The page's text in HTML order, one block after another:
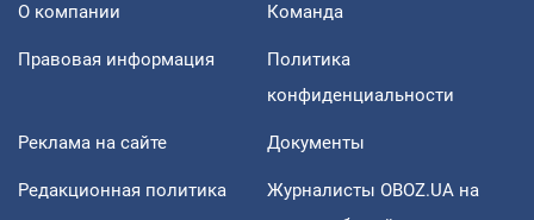
О компании Команда
Правовая информация
Политика
конфиденциальности
Реклама на сайте Документы
Редакционная политика
Журналисты OBOZ.UA на